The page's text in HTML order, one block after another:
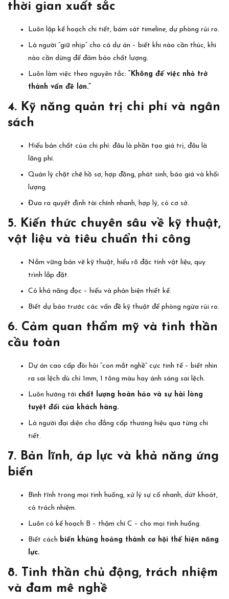
thời gian xuất sắc
Luôn lập kế hoạch chi tiết, bám sát timeline, dự phòng rủi ro.
Là người “giữ nhịp” cho cả dự án – biết khi nào cần thúc, khi
nào cần dừng để đảm bảo chất lượng.
Luôn làm việc theo nguyên tắc:
“Không để việc nhỏ trở
thành vấn đề lớn.”
4. Kỹ năng quản trị chi phí và ngân
sách
Hiểu bản chất của chi phí: đâu là phần tạo giá trị, đâu là
lãng phí.
Quản lý chặt chẽ hồ sơ, hợp đồng, phát sinh, báo giá và khối
lượng.
Đưa ra quyết định tài chính nhanh, hợp lý, có cơ sở.
5. Kiến thức chuyên sâu về kỹ thuật,
vật liệu và tiêu chuẩn thi công
Nắm vững bản vẽ kỹ thuật, hiểu rõ đặc tính vật liệu, quy
trình lắp đặt.
Có khả năng đọc – hiểu và phản biện thiết kế.
Biết dự báo trước các vấn đề kỹ thuật để phòng ngừa rủi ro.
6. Cảm quan thẩm mỹ và tinh thần
cầu toàn
Dự án cao cấp đòi hỏi “con mắt nghề” cực tinh tế – biết nhìn
ra sai lệch dù chỉ 1mm, 1 tông màu hay ánh sáng sai lệch.
Luôn hướng tới chất lượng hoàn hảo và sự hài lòng
tuyệt đối của khách hàng.
Là người đại diện cho đẳng cấp thương hiệu qua từng chi
tiết.
7. Bản lĩnh, áp lực và khả năng ứng
biến
Bình tĩnh trong mọi tình huống, xử lý sự cố nhanh, dứt khoát,
có trách nhiệm.
Luôn có kế hoạch B – thậm chí C – cho mọi tình huống.
Biết cách biến khủng hoảng thành cơ hội thể hiện năng
lực.
8. Tinh thần chủ động, trách nhiệm
và đam mê nghề